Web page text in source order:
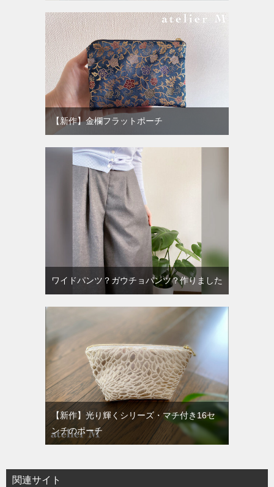
【新作】金欄フラットポーチ
ワイドパンツ？ガウチョパンツ？作りました
【新作】光り輝くシリーズ・マチ付き16セ
ンチのポーチ
関連サイト